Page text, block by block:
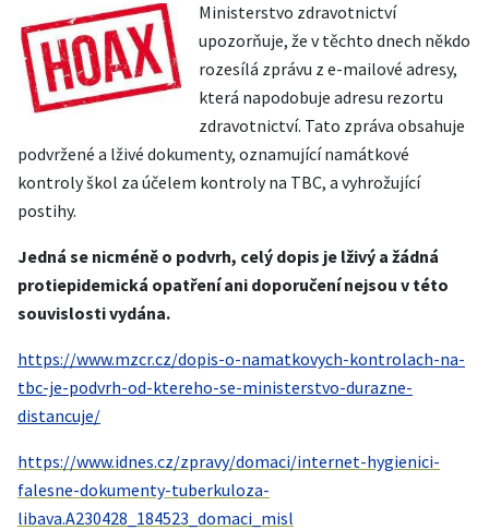
Ministerstvo zdravotnictví
upozorňuje, že v těchto dnech někdo
rozesílá zprávu z e-mailové adresy,
která napodobuje adresu rezortu
zdravotnictví. Tato zpráva obsahuje
podvržené a lživé dokumenty, oznamující namátkové
kontroly škol za účelem kontroly na TBC, a vyhrožující
postihy.
Jedná se nicméně o podvrh, celý dopis je lživý a žádná
protiepidemická opatření ani doporučení nejsou v této
souvislosti vydána.
https://www.mzcr.cz/dopis-o-namatkovych-kontrolach-na-
tbc-je-podvrh-od-ktereho-se-ministerstvo-durazne-
distancuje/
https://www.idnes.cz/zpravy/domaci/internet-hygienici-
falesne-dokumenty-tuberkuloza-
libava.A230428_184523_domaci_misl